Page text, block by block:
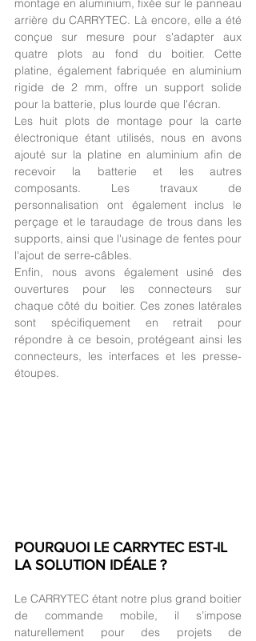
montage en aluminium, fixée sur le panneau
arrière du CARRYTEC. Là encore, elle a été
conçue sur mesure pour s'adapter aux
quatre plots au fond du boitier. Cette
platine, également fabriquée en aluminium
rigide de 2 mm, offre un support solide
pour la batterie, plus lourde que l'écran.
Les huit plots de montage pour la carte
électronique étant utilisés, nous en avons
ajouté sur la platine en aluminium afin de
recevoir la batterie et les autres
composants. Les travaux de
personnalisation ont également inclus le
perçage et le taraudage de trous dans les
supports, ainsi que l'usinage de fentes pour
l'ajout de serre-câbles.
Enfin, nous avons également usiné des
ouvertures pour les connecteurs sur
chaque côté du boitier. Ces zones latérales
sont spécifiquement en retrait pour
répondre à ce besoin, protégeant ainsi les
connecteurs, les interfaces et les presse-
étoupes.
POURQUOI LE CARRYTEC EST-IL
LA SOLUTION IDÉALE ?
Le CARRYTEC étant notre plus grand boitier
de commande mobile, il s’impose
naturellement pour des projets de